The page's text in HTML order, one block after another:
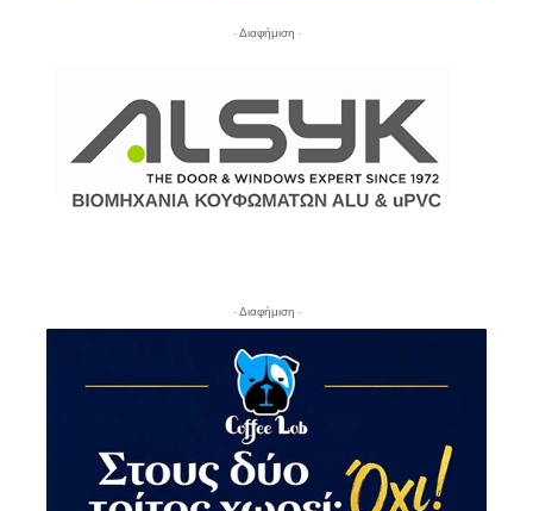
- Διαφήμιση -
- Διαφήμιση -